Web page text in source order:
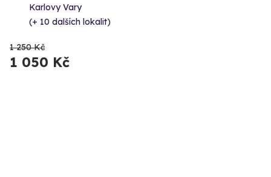
Karlovy Vary
(+ 10 dalších lokalit)
1 250 Kč
1 050 Kč